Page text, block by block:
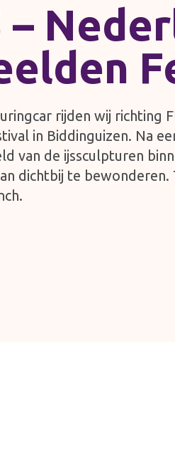
–
rijden wij richting
in Biddinguizen. Na
van de ijssculpturen
dichtbij te